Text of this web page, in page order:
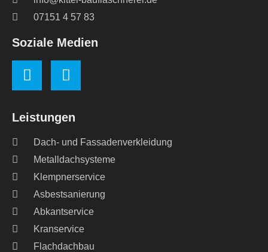
Leistungen
Dach- und Fassadenverkleidung
Metalldachsysteme
Klempnerservice
Asbestsanierung
Abkantservice
Kranservice
Flachdachbau
07151 4 57 83
Soziale Medien